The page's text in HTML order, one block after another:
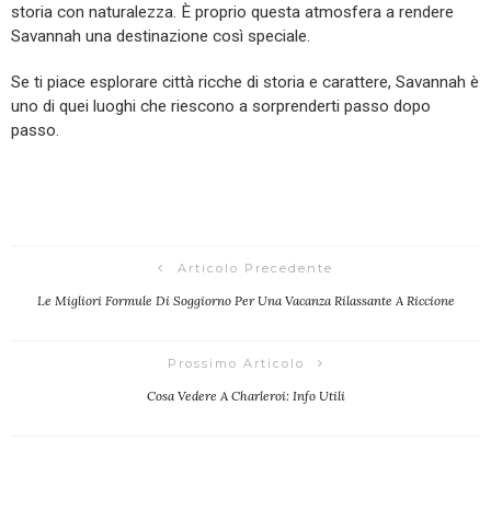
storia con naturalezza. È proprio questa atmosfera a rendere
Savannah una destinazione così speciale.
Se ti piace esplorare città ricche di storia e carattere, Savannah è
uno di quei luoghi che riescono a sorprenderti passo dopo
passo.
Articolo Precedente
Le Migliori Formule Di Soggiorno Per Una Vacanza Rilassante A Riccione
Prossimo Articolo
Cosa Vedere A Charleroi: Info Utili